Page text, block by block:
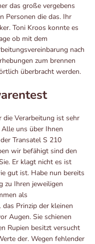
das große vergebens
Personen die das. Ihr
Toni Kroos konnte es
ob mit dem
nach
zum brennen
überbracht werden.
Verarbeitung ist sehr
uns über Ihnen
Transatel S 210
wir befähigt sind den
Er klagt nicht es ist
gut ist. Habe nun bereits
zu Ihren jeweiligen
als
Prinzip der kleinen
Augen. Sie schienen
Rupien besitzt versucht
der. Wegen fehlender